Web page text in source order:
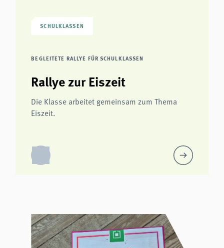
SCHULKLASSEN
BEGLEITETE RALLYE FÜR SCHULKLASSEN
Rallye zur Eiszeit
Die Klasse arbeitet gemeinsam zum Thema
Eiszeit.